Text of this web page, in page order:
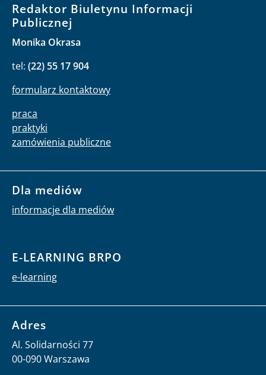
Redaktor Biuletynu Informacji
Publicznej
Monika Okrasa
tel: (22) 55 17 904
formularz kontaktowy
praca
praktyki
zamówienia publiczne
Dla mediów
informacje dla mediów
E-LEARNING BRPO
e-learning
Adres
Al. Solidarności 77
00-090 Warszawa